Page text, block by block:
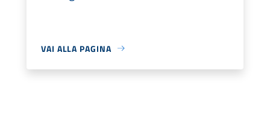
VAI ALLA PAGINA